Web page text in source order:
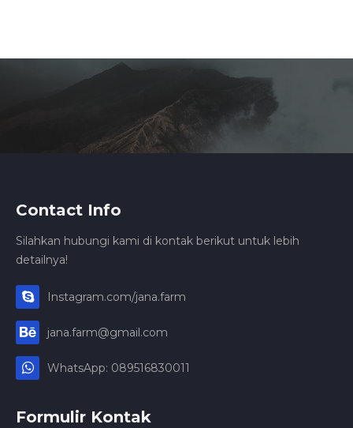
Contact Info
Silahkan hubungi kami di kontak berikut untuk lebih
detailnya!
Instagram.com/jana.farm
jana.farm@gmail.com
WhatsApp: 089516830011
Formulir Kontak